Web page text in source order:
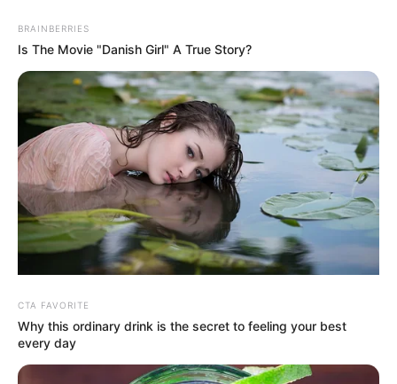
MEHR AUS DEM WEB
BRAINBERRIES
Is The Movie "Danish Girl" A True Story?
CTA FAVORITE
Why this ordinary drink is the secret to feeling your best
every day